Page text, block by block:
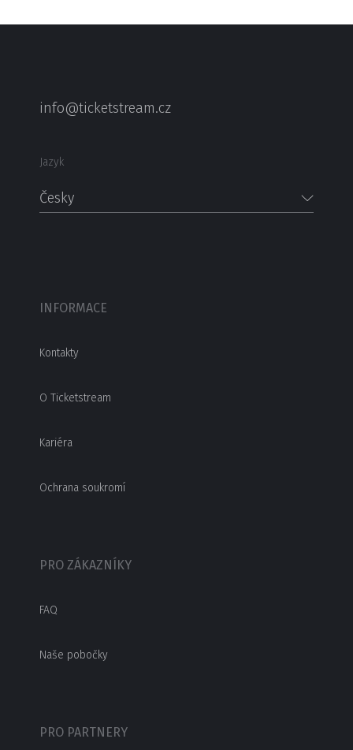
info@ticketstream.cz
Jazyk
Česky
INFORMACE
Kontakty
O Ticketstream
Kariéra
Ochrana soukromí
PRO ZÁKAZNÍKY
FAQ
Naše pobočky
PRO PARTNERY